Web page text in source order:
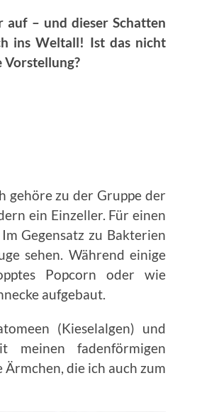
– und dieser Schatten
ins Weltall! Ist das nicht
Vorstellung?
gehöre zu der Gruppe der
ein Einzeller. Für einen
Gegensatz zu Bakterien
sehen. Während einige
Popcorn oder wie
aufgebaut.
(Kieselalgen) und
meinen fadenförmigen
Ärmchen, die ich auch zum